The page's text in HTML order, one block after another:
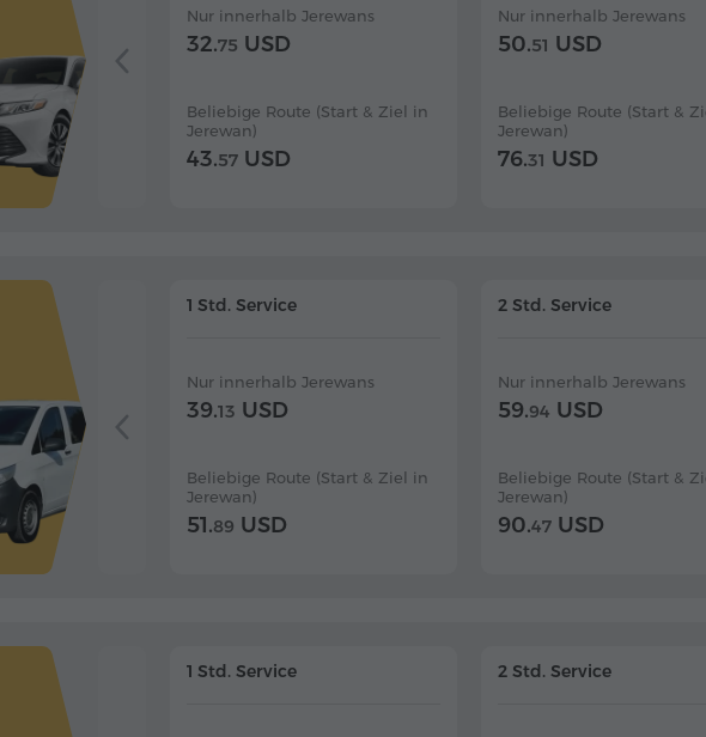
Nur innerhalb Jerewans
32.75 USD
Beliebige Route (Start & Ziel in
Jerewan)
43.57 USD
Nur innerhalb Jerewans
50.51 USD
Beliebige Route (Start &
Jerewan)
76.31 USD
1 Std. Service
Nur innerhalb Jerewans
39.13 USD
Beliebige Route (Start & Ziel in
Jerewan)
51.89 USD
2 Std. Service
Nur innerhalb Jerewans
59.94 USD
Beliebige Route (Start &
Jerewan)
90.47 USD
1 Std. Service 2 Std. Service